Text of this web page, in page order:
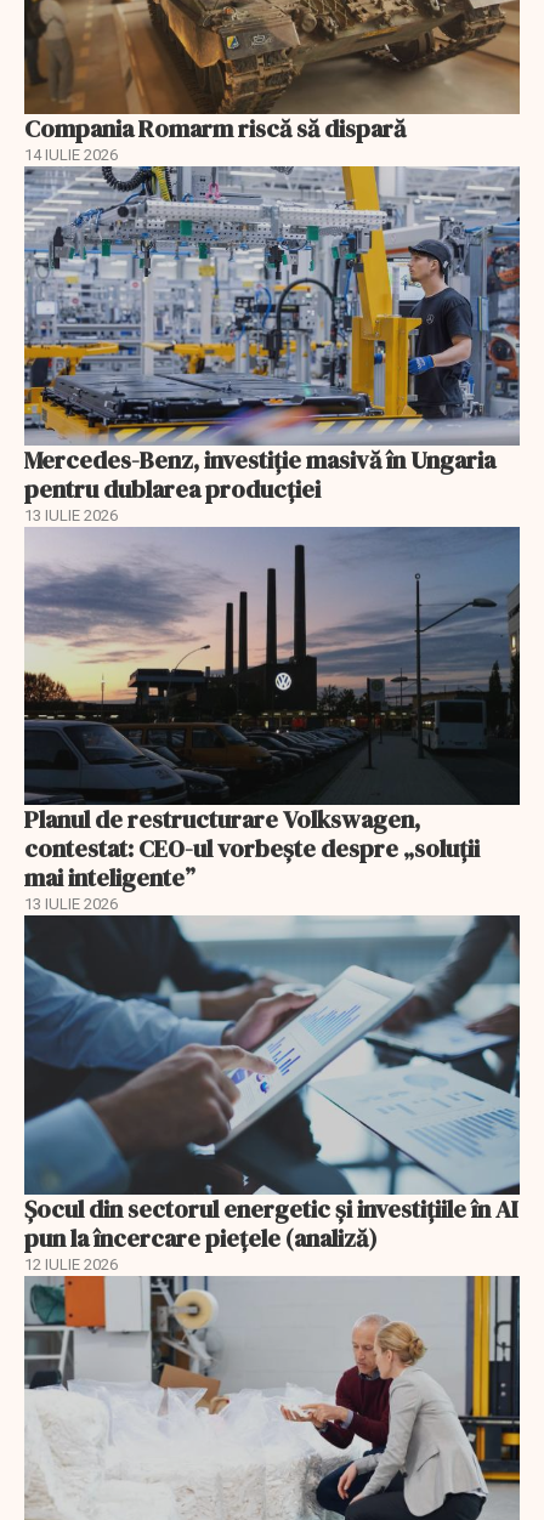
Compania Romarm riscă să dispară
14 IULIE 2026
Mercedes-Benz, investiție masivă în Ungaria
pentru dublarea producției
13 IULIE 2026
Planul de restructurare Volkswagen,
contestat: CEO-ul vorbește despre „soluții
mai inteligente”
13 IULIE 2026
Șocul din sectorul energetic și investițiile în AI
pun la încercare piețele (analiză)
12 IULIE 2026
EXCLUSIV